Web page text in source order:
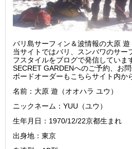
バリ島サーフィン＆波情報の大原 遊
当サイトではバリ、スンバワのサー
フスタイルをブログで発信していま
SECRET GARDENへのご予約、お
ボードオーダーもこちらサイト内か
名前：大原 遊（オオハラ ユウ）
ニックネーム：YUU（ユウ）
生年月日：1970/12/22京都生まれ
出身地：東京